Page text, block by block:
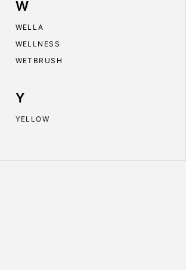
W
WELLA
WELLNESS
WETBRUSH
Y
YELLOW